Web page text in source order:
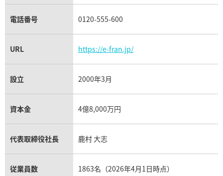
電話番号 0120-555-600
URL https://e-fran.jp/
設立 2000年3月
資本金 4億8,000万円
代表取締役社長 鹿村 大志
従業員数 1863名（2026年4月1日時点）